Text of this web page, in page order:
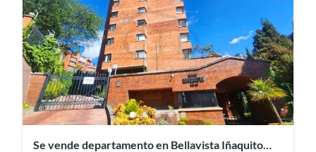
Se vende departamento en Bellavista Iñaquito